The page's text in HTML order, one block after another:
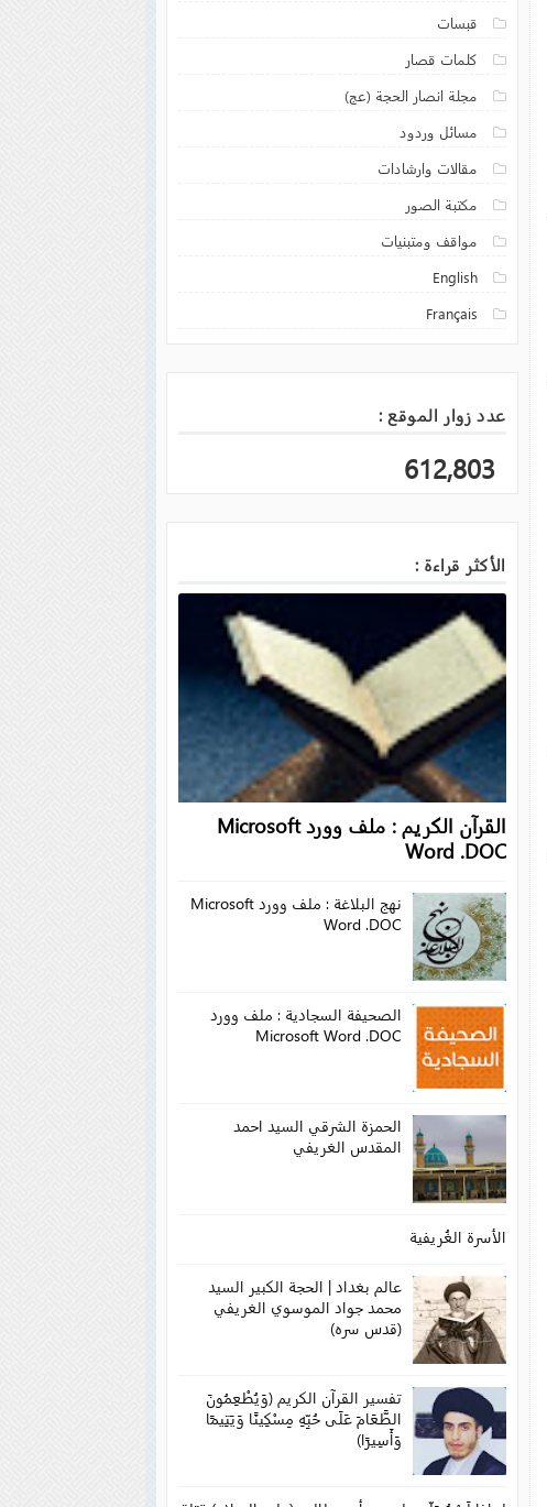
قبسات
كلمات قصار
مجلة انصار الحجة (عج)
مسائل وردود
مقالات وارشادات
مكتبة الصور
مواقف ومتبنيات
English
Français
عدد زوار الموقع :
612,803
الأكثر قراءة :
القرآن الكريم : ملف وورد Microsoft
Word .DOC
نهج البلاغة : ملف وورد Microsoft
Word .DOC
الصحيفة السجادية : ملف وورد
Microsoft Word .DOC
الحمزة الشرقي السيد احمد
المقدس الغريفي
الأسرة الغُريفية
عالم بغداد | الحجة الكبير السيد
محمد جواد الموسوي الغريفي
(قدس سره)
تفسير القرآن الكريم (وَيُطْعِمُونَ
الطَّعَامَ عَلَى حُبِّهِ مِسْكِينًا وَيَتِيمًا
وَأَسِيرًا)